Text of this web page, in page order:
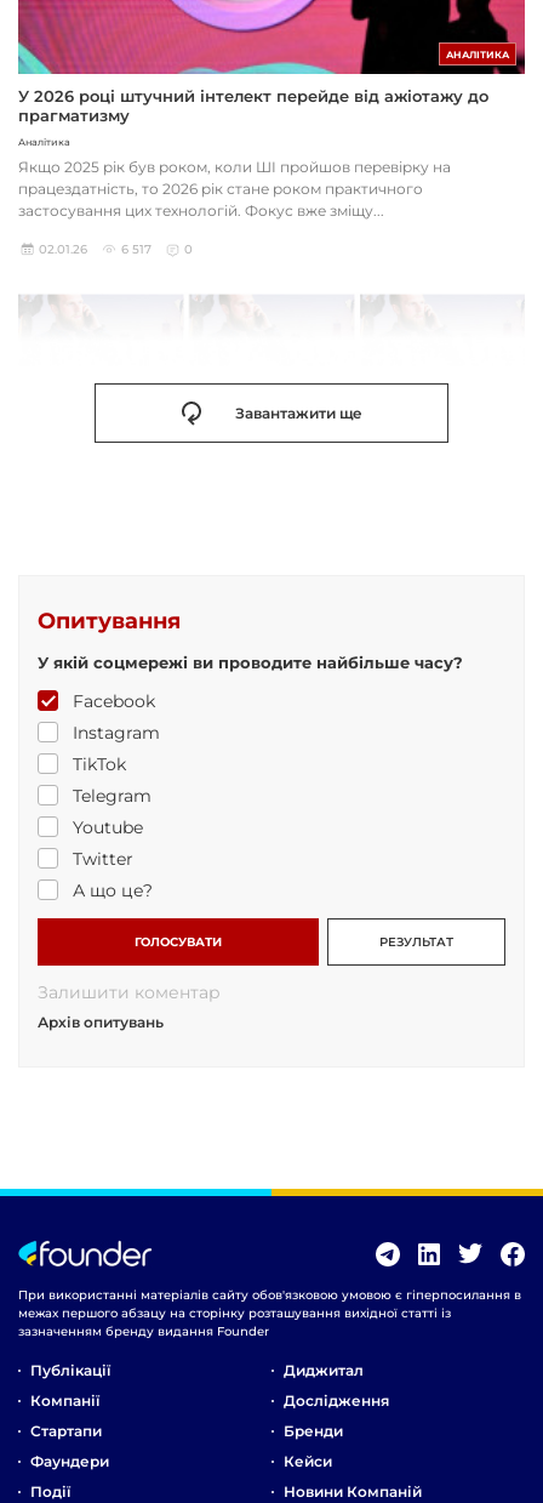
АНАЛІТИКА
У 2026 році штучний інтелект перейде від ажіотажу до
прагматизму
Аналітика
Якщо 2025 рік був роком, коли ШІ пройшов перевірку на
працездатність, то 2026 рік стане роком практичного
застосування цих технологій. Фокус вже зміщу...
02.01.26 6 517 0
Завантажити ще
Опитування
У якій соцмережі ви проводите найбільше часу?
Facebook
Instagram
TikTok
Telegram
Youtube
Twitter
А що це?
ГОЛОСУВАТИ РЕЗУЛЬТАТ
Залишити коментар
Архів опитувань
При використанні матеріалів сайту обов'язковою умовою є гіперпосилання в
межах першого абзацу на сторінку розташування вихідної статті із
зазначенням бренду видання Founder
Публікації
Компанії
Стартапи
Фаундери
Події
Диджитал
Дослідження
Бренди
Кейси
Новини Компаній